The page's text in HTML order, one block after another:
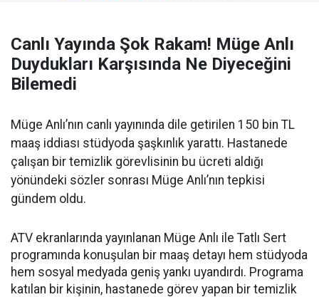
Canlı Yayında Şok Rakam! Müge Anlı
Duydukları Karşısında Ne Diyeceğini
Bilemedi
Müge Anlı’nın canlı yayınında dile getirilen 150 bin TL
maaş iddiası stüdyoda şaşkınlık yarattı. Hastanede
çalışan bir temizlik görevlisinin bu ücreti aldığı
yönündeki sözler sonrası Müge Anlı’nın tepkisi
gündem oldu.
ATV ekranlarında yayınlanan Müge Anlı ile Tatlı Sert
programında konuşulan bir maaş detayı hem stüdyoda
hem sosyal medyada geniş yankı uyandırdı. Programa
katılan bir kişinin, hastanede görev yapan bir temizlik